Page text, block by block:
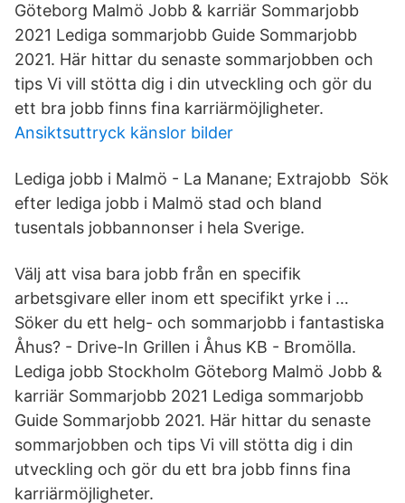
Göteborg Malmö Jobb & karriär Sommarjobb
2021 Lediga sommarjobb Guide Sommarjobb
2021. Här hittar du senaste sommarjobben och
tips Vi vill stötta dig i din utveckling och gör du
ett bra jobb finns fina karriärmöjligheter.
Ansiktsuttryck känslor bilder
Lediga jobb i Malmö - La Manane; Extrajobb Sök
efter lediga jobb i Malmö stad och bland
tusentals jobbannonser i hela Sverige.
Välj att visa bara jobb från en specifik
arbetsgivare eller inom ett specifikt yrke i …
Söker du ett helg- och sommarjobb i fantastiska
Åhus? - Drive-In Grillen i Åhus KB - Bromölla.
Lediga jobb Stockholm Göteborg Malmö Jobb &
karriär Sommarjobb 2021 Lediga sommarjobb
Guide Sommarjobb 2021. Här hittar du senaste
sommarjobben och tips Vi vill stötta dig i din
utveckling och gör du ett bra jobb finns fina
karriärmöjligheter.